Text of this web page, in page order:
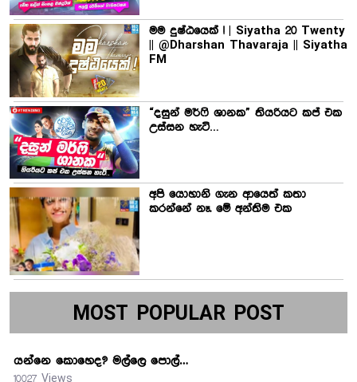
මම දුෂ්ඨයෙක් ! | Siyatha 20 Twenty
|| @Dharshan Thavaraja || Siyatha
FM
“දසුන් මර්ෆි ශානක” තියරියට කප් එක
උස්සන හැටි…
අපි යොහානි ගැන ආයෙත් කතා
කරන්නේ නෑ. මේ අන්තිම එක
MOST POPULAR POST
යන්නෙ කොහෙද? මල්ලෙ පොල්…
10027 Views